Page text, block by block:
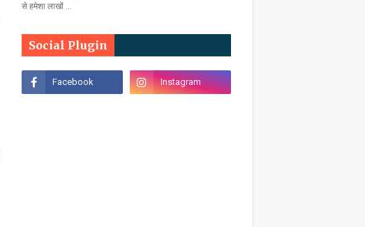
से हमेशा लाखों …
Social Plugin